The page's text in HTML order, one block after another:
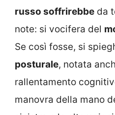
russo soffrirebbe da
note: si vocifera del
Se così fosse, si
posturale, notata
rallentamento
manovra della mano